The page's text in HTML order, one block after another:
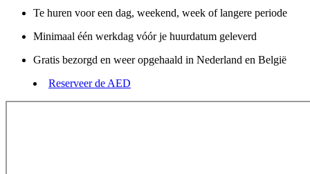
Te huren voor een dag, weekend, week of langere periode
Minimaal één werkdag vóór je huurdatum geleverd
Gratis bezorgd en weer opgehaald in Nederland en België
Reserveer de AED